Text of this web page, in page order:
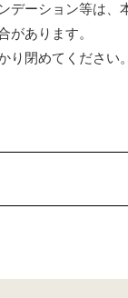
デーション等は、
があります。
り閉めてください。